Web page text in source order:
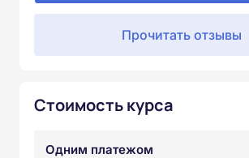
Прочитать отзывы
Стоимость курса
Одним платежом